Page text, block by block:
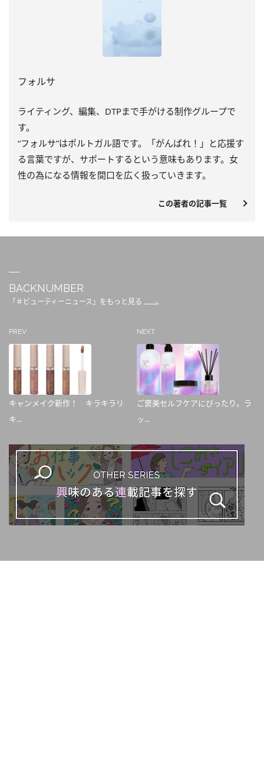
フォルサ
ライティング、編集、DTPまで手がける制作グループで
す。
“フォルサ”はポルトガル語です。「がんばれ！」と応援す
る言葉ですが、サポートするという意味もあります。女
性の為になる情報を間口を広く扱っていきます。
この著者の記事一覧
BACKNUMBER
「＃ビューティーニュース」をもっと見る
PREV
キャンメイク新作！ キラキラリ
キ...
NEXT
ご褒美セルフケアにぴったり。ラ
ッ...